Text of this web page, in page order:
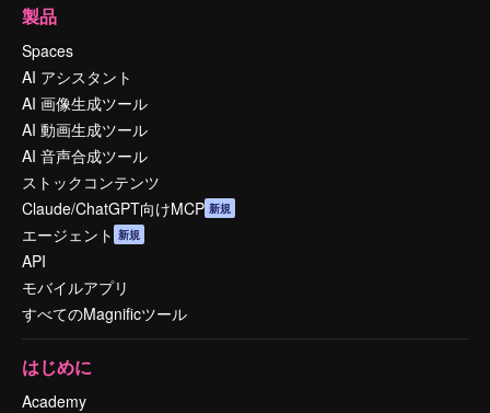
製品
Spaces
AI アシスタント
AI 画像生成ツール
AI 動画生成ツール
AI 音声合成ツール
ストックコンテンツ
Claude/ChatGPT向けMCP 新規
エージェント 新規
API
モバイルアプリ
すべてのMagnificツール
はじめに
Academy